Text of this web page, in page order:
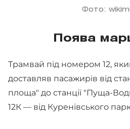
Фото:
Поява
Трамвай під номером 12,
доставляв пасажирів від
площа" до станції "Пуща-
12К — від Куренівського